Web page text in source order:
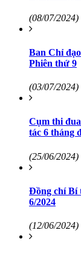
(08/07/2024)
Ban Chỉ
Phiên thứ 9
(03/07/2024)
Cụm thi
tác 6 tháng
(25/06/2024)
Đồng chí Bí
6/2024
(12/06/2024)